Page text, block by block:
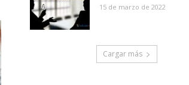
15 de marzo de 2022
Cargar más